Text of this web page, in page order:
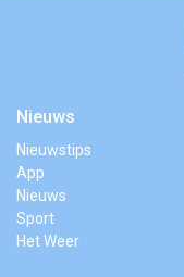
Nieuws
Nieuwstips
App
Nieuws
Sport
Het Weer